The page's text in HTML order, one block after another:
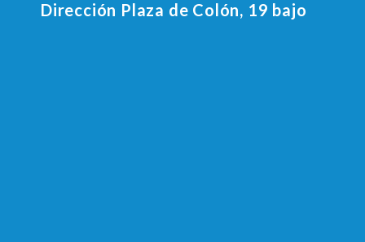
Dirección Plaza de Colón, 19 bajo